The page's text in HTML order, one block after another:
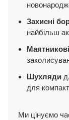
Захисні
найбільш
Шухляди
для
Ми цінуємо